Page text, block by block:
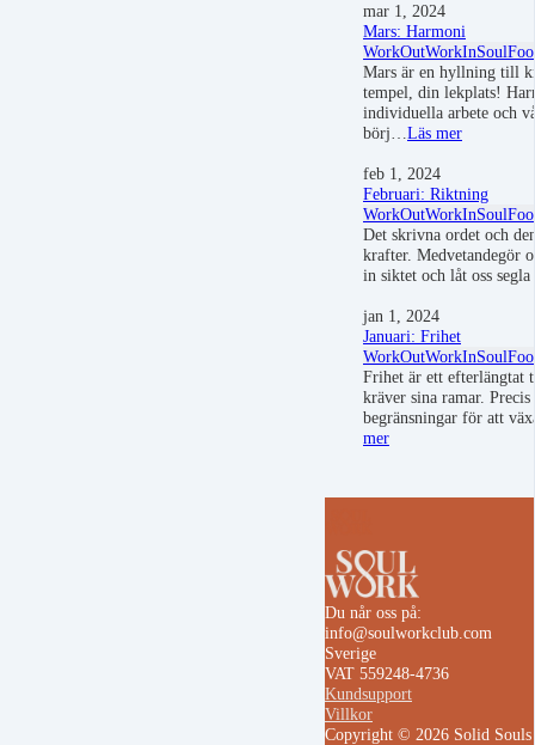
mar 1, 2024
Mars: Harmoni
WorkOutWorkIn
Mars är en hyllning till
tempel, din lekplats!
individuella arbete och
börj… Läs mer
feb 1, 2024
Februari: Riktning
WorkOutWorkIn
Det skrivna ordet och
krafter. Medvetandegör
in siktet och låt oss
jan 1, 2024
Januari: Frihet
WorkOutWorkIn
Frihet är ett efterlängtat
kräver sina ramar.
begränsningar för att
mer
Du når oss på:
info@soulworkclub.com
Sverige
VAT 559248-4736
Kundsupport
Villkor
Copyright © 2026 Solid